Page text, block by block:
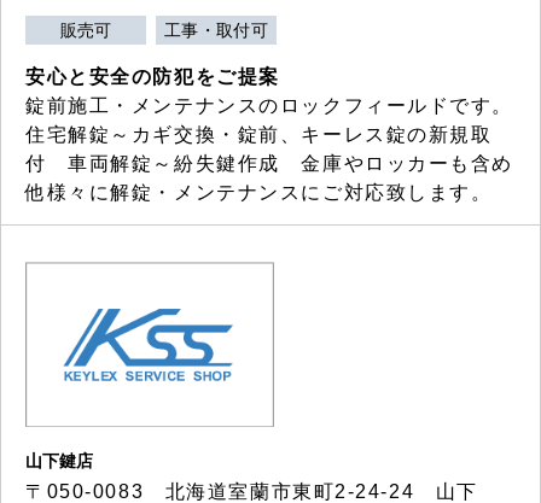
販売可 工事・取付可
安心と安全の防犯をご提案
錠前施工・メンテナンスのロックフィールドです。
住宅解錠～カギ交換・錠前、キーレス錠の新規取
付 車両解錠～紛失鍵作成 金庫やロッカーも含め
他様々に解錠・メンテナンスにご対応致します。
山下鍵店
〒050-0083 北海道室蘭市東町2-24-24 山下